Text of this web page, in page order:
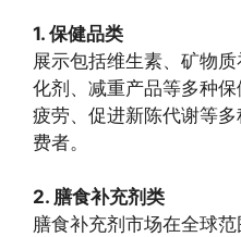
1. 保健品类
展示包括维生素、矿物
化剂、减重产品等多种
疲劳、促进新陈代谢等
费者。
2. 膳食补充剂类
膳食补充剂市场在全球